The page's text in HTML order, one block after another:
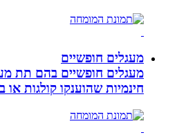
מעגלים חופשיים
מעגלים חופשיים בהם תת
חינמיות שהוענקו קולגות או